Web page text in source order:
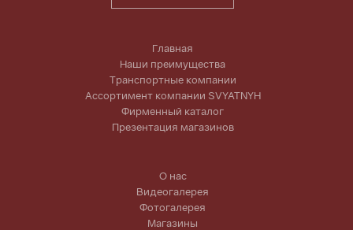
Главная
Наши преимущества
Транспортные компании
Ассортимент компании SVYATNYH
Фирменный каталог
Презентация магазинов
О нас
Видеогалерея
Фотогалерея
Магазины